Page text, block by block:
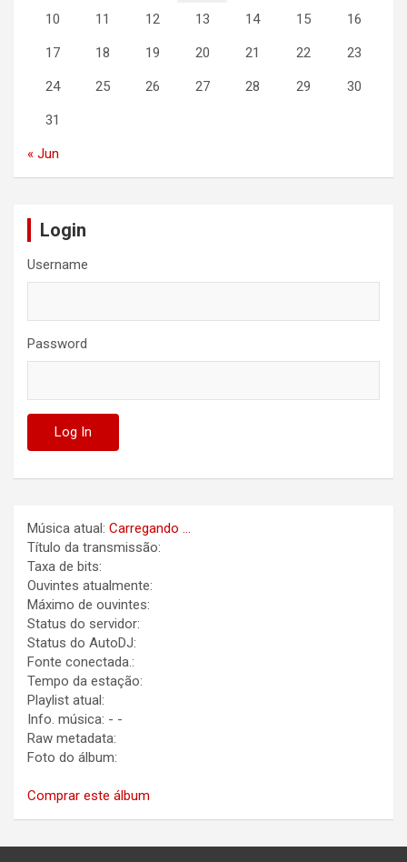
10 11 12 13 14 15 16
17 18 19 20 21 22 23
24 25 26 27 28 29 30
31
« Jun
Login
Username
Password
Música atual: Carregando ...
Título da transmissão:
Taxa de bits:
Ouvintes atualmente:
Máximo de ouvintes:
Status do servidor:
Status do AutoDJ:
Fonte conectada.:
Tempo da estação:
Playlist atual:
Info. música: - -
Raw metadata:
Foto do álbum:
Comprar este álbum